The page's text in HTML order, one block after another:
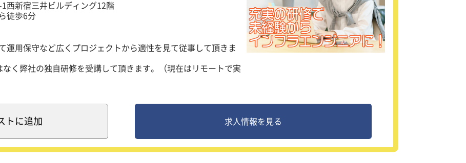
体制！
デスクやサーバー監視などのシンプルな業務からスタート。
定期的な面談があり、現場での悩みや希望するプロジェクトにつ
です。
eラーニングなども充実しており、継続して学べる環境を提供し
あり、努力が正当に評価される仕組みが整っています。
ベートも充実！
なめ！仕事を早く終わらせてプライベートな時間を確保できま
西新宿三井ビルディング12階
徒歩6分
運用保守など広くプロジェクトから適性を見て従事して頂きま
く弊社の独自研修を受講して頂きます。（現在はリモートで実
行う研修の振り返り時間があるため、
プット出来る環境があります。
の近い先輩社員がいる部署に配属され、
施しているため、安心してキャリアをスタートできます！
トに追加 求人情報を見る